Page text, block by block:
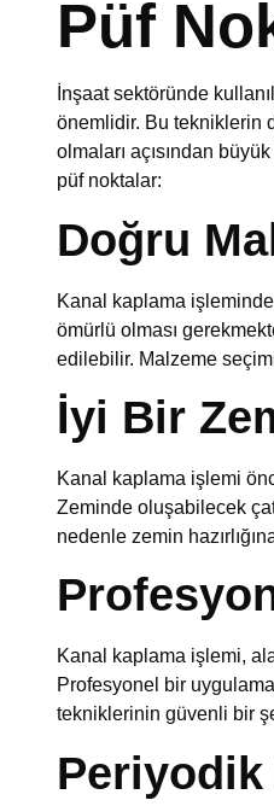
Püf
İnşaat sektöründe
önemlidir. Bu tekniklerin
olmaları açısından
püf noktalar:
Doğru
Kanal kaplama
ömürlü olması
edilebilir. Malzeme
İyi Bir
Kanal kaplama işlemi
Zeminde oluşabilecek
nedenle zemin
Kanal kaplama işlemi,
Profesyonel bir
tekniklerinin güvenli bir
Periyodik